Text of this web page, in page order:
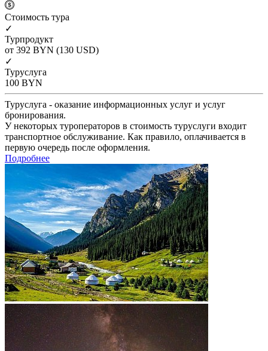
Cтоимость тура
✓
Турпродукт
от 392 BYN (130 USD)
✓
Туруслуга
100 BYN
Туруслуга - оказание информационных услуг и услуг
бронирования.
У некоторых туроператоров в стоимость туруслуги входит
транспортное обслуживание. Как правило, оплачивается в
первую очередь после оформления.
Подробнее